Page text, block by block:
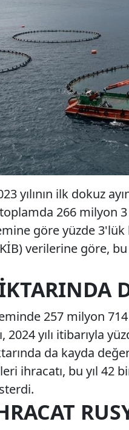
yılının ilk dokuz
266 milyon
göre yüzde
verilerine göre,
257 milyon
2024 yılı itibarıyla
da kayda
ihracatı, bu yıl 42